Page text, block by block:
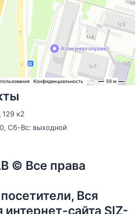
к2
Сб-Вс: выходной
© Все права
Вся
сайта SIZ-